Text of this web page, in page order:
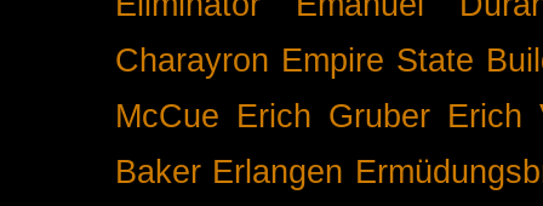
Charayron Empire State
McCue Erich Gruber Erich
Baker Erlangen